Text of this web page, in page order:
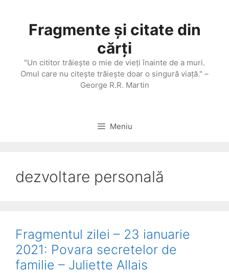
conținutFragmente și citate din
cărți
"Un cititor trăieşte o mie de vieţi înainte de a muri.
Omul care nu citeşte trăieşte doar o singură viaţă." –
George R.R. Martin
Meniu
dezvoltare personală
Fragmentul zilei – 23 ianuarie
2021: Povara secretelor de
familie – Juliette Allais